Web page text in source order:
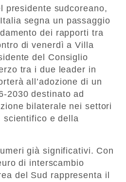
presidente sudcoreano,
segna un passaggio
dei rapporti tra
di venerdì a Villa
del Consiglio
tra i due leader in
all’adozione di un
2030 destinato ad
bilaterale nei settori
scientifico e della
già significativi. Con
di interscambio
del Sud rappresenta il